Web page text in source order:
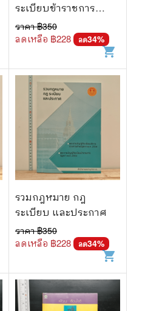
ระเบียบข้าราชการ
รัฐสภา
ราคา ฿350
ลดเหลือ ฿228 ลด34%
shopping_cart
รวมกฎหมาย กฎ
ระเบียบ และประกาศ
ราคา ฿350
ลดเหลือ ฿228 ลด34%
shopping_cart